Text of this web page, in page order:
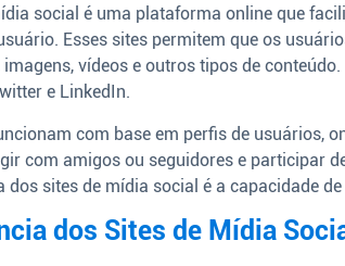
social é uma plataforma online que
Esses sites permitem que os
vídeos e outros tipos de
e LinkedIn.
com base em perfis de usuários,
com amigos ou seguidores e participar
dos sites de mídia social é a capacidade
dos Sites de Mídia